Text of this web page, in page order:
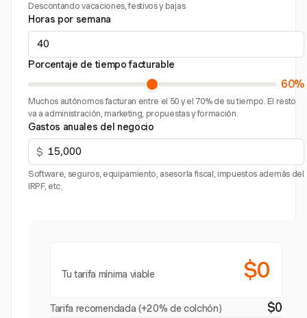
Descontando vacaciones, festivos y bajas
Horas por semana
Porcentaje de tiempo facturable
60%
Muchos autónomos facturan entre el 50 y el 70% de su tiempo. El resto
va a administración, marketing, propuestas y formación.
Gastos anuales del negocio
$
Software, seguros, equipamiento, asesoría fiscal, impuestos además del
IRPF, etc.
Tu tarifa mínima viable $0
Tarifa recomendada (+20% de colchón) $0